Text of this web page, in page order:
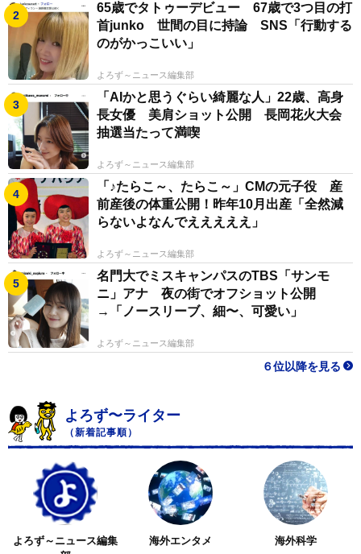
65歳でタトゥーデビュー 67歳で3つ目の打
首junko 世間の目に持論 SNS「行動する
のがかっこいい」
よろず～ニュース編集部
「AIかと思うぐらい綺麗な人」22歳、高身
長女優 美肩ショット公開 長岡花火大会
抽選当たって満喫
よろず～ニュース編集部
「♪たらこ～、たらこ～」CMの元子役 産
前産後の体重公開！昨年10月出産「全然減
らないよなんでえええええ」
よろず～ニュース編集部
名門大でミスキャンパスのTBS「サンモ
ニ」アナ 夜の街でオフショット公開
→「ノースリーブ、細〜、可愛い」
よろず～ニュース編集部
６位以降を見る
よろず〜ライター
（新着記事順）
よろず～ニュース編集
海外エンタメ 海外科学